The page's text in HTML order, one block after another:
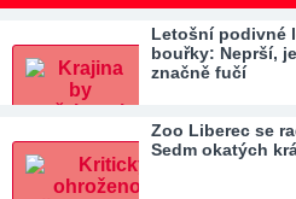
Letošní podivné
bouřky: Neprší,
značně fučí
Zoo Liberec se
Sedm okatých